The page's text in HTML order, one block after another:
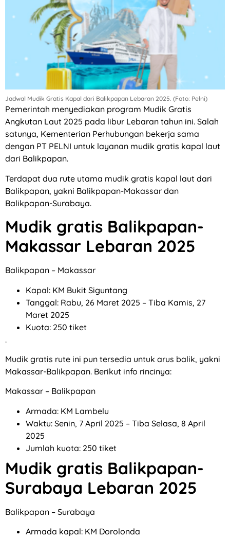
Jadwal Mudik Gratis Kapal dari Balikpapan Lebaran 2025. (Foto: Pelni)
Pemerintah menyediakan program Mudik Gratis
Angkutan Laut 2025 pada libur Lebaran tahun ini. Salah
satunya, Kementerian Perhubungan bekerja sama
dengan PT PELNI untuk layanan mudik gratis kapal laut
dari Balikpapan.
Terdapat dua rute utama mudik gratis kapal laut dari
Balikpapan, yakni Balikpapan-Makassar dan
Balikpapan-Surabaya.
Mudik gratis Balikpapan-
Makassar Lebaran 2025
Balikpapan – Makassar
Kapal: KM Bukit Siguntang
Tanggal: Rabu, 26 Maret 2025 – Tiba Kamis, 27
Maret 2025
Kuota: 250 tiket
.
Mudik gratis rute ini pun tersedia untuk arus balik, yakni
Makassar-Balikpapan. Berikut info rincinya:
Makassar – Balikpapan
Armada: KM Lambelu
Waktu: Senin, 7 April 2025 – Tiba Selasa, 8 April
2025
Jumlah kuota: 250 tiket
Mudik gratis Balikpapan-
Surabaya Lebaran 2025
Balikpapan – Surabaya
Armada kapal: KM Dorolonda